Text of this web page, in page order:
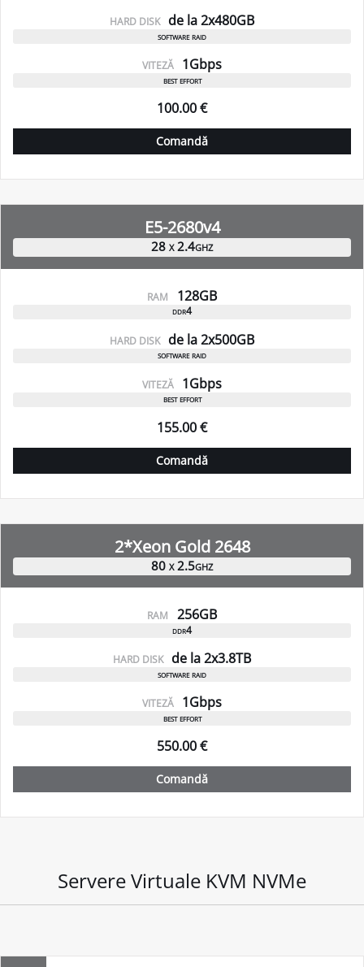
HARD DISK de la 2x480GB
software raid
VITEZĂ 1Gbps
best effort
100.00 €
Comandă
E5-2680v4
28 x 2.4ghz
RAM 128GB
ddr4
HARD DISK de la 2x500GB
software raid
VITEZĂ 1Gbps
best effort
155.00 €
Comandă
2*Xeon Gold 2648
80 x 2.5ghz
RAM 256GB
ddr4
HARD DISK de la 2x3.8TB
software raid
VITEZĂ 1Gbps
best effort
550.00 €
Comandă
Servere Virtuale KVM NVMe